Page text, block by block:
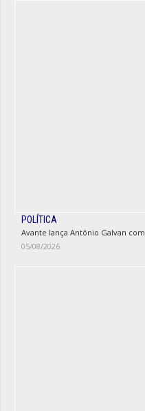
POLÍTICA
Avante lança Antônio Galvan
05/08/2026